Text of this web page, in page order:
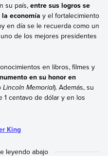
su país, entre sus logros se
economía y el fortalecimiento
en día se le recuerda como un
de los mejores presidentes
en libros, filmes y
en su honor en
Lincoln Memorial). Además, su
1 centavo de dólar y en los
King